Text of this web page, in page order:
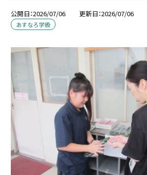
公開日 2026/07/06 更新日 2026/07/06
あすなろ学級